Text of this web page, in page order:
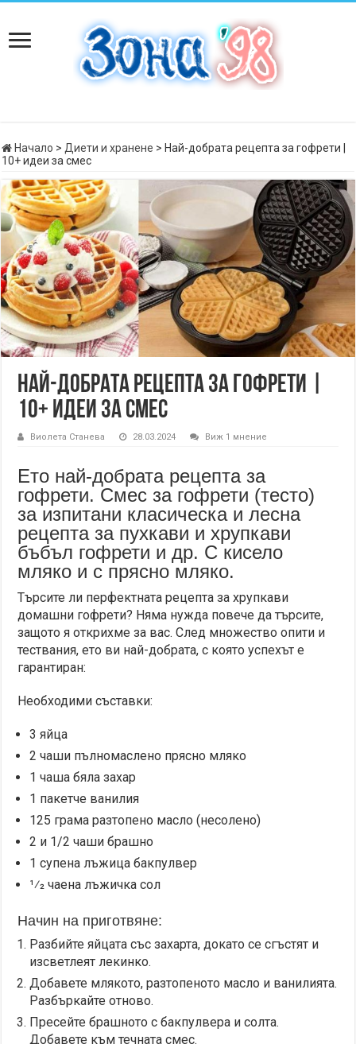
Начало > Диети и хранене > Най-добрата рецепта за гофрети |
10+ идеи за смес
Най-добрата рецепта за гофрети |
10+ идеи за смес
Виолета Станева 28.03.2024 Виж 1 мнение
Ето най-добрата рецепта за
гофрети. Смес за гофрети (тесто)
за изпитани класическа и лесна
рецепта за пухкави и хрупкави
бъбъл гофрети и др. С кисело
мляко и с прясно мляко.
Търсите ли перфектната рецепта за хрупкави
домашни гофрети? Няма нужда повече да търсите,
защото я открихме за вас. След множество опити и
тествания, ето ви най-добрата, с която успехът е
гарантиран:
Необходими съставки:
3 яйца
2 чаши пълномаслено прясно мляко
1 чаша бяла захар
1 пакетче ванилия
125 грама разтопено масло (несолено)
2 и 1/2 чаши брашно
1 супена лъжица бакпулвер
1⁄2 чаена лъжичка сол
Начин на приготвяне:
Разбийте яйцата със захарта, докато се сгъстят и
изсветлеят лекинко.
Добавете млякото, разтопеното масло и ванилията.
Разбъркайте отново.
Пресейте брашното с бакпулвера и солта.
Добавете към течната смес.